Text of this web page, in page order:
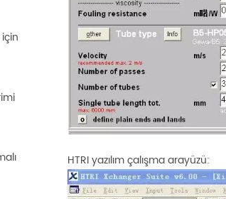
HTRI yazılım çalışma arayüzü: